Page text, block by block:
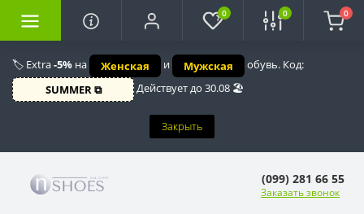
🏷️ Extra-5% на Женская и Мужская
обувь. Код:
SUMMER ⧉
Действует до 30.08 🏖️
Закрыть
0 0 0
(099) 281 66 55
Заказать звонок